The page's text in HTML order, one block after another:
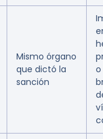
Mismo órgano
que dictó la
sanción